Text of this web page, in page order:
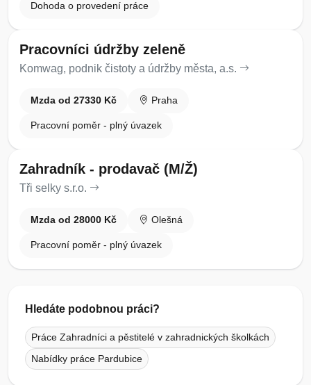
Dohoda o provedení práce
Pracovníci údržby zeleně
Komwag, podnik čistoty a údržby města, a.s.
Mzda od 27330 Kč Praha
Pracovní poměr - plný úvazek
Zahradník - prodavač (M/Ž)
Tři selky s.r.o.
Mzda od 28000 Kč Olešná
Pracovní poměr - plný úvazek
Hledáte podobnou práci?
Práce Zahradníci a pěstitelé v zahradnických školkách
Nabídky práce Pardubice